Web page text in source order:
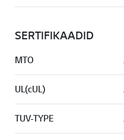
SERTIFIKAADID
MTO
UL(cUL)
TUV-TYPE